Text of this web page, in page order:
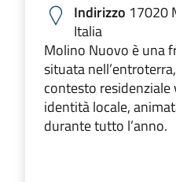
Indirizzo 17020
Italia
Molino Nuovo è una
situata
contesto
identità locale,
durante tutto l’anno.